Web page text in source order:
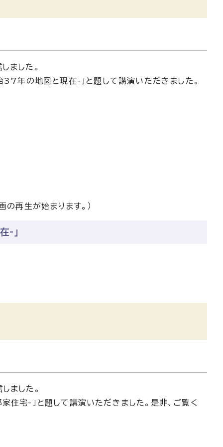
ました。
年の地図と現在-」と題して講演いただきました。
の再生が始まります。）
-」
ました。
宅-」と題して講演いただきました。是非、ご覧く